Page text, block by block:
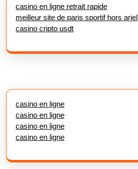
casino en ligne retrait rapide
meilleur site de paris sportif hors arjel
casino cripto usdt
casino en ligne
casino en ligne
casino en ligne
casino en ligne